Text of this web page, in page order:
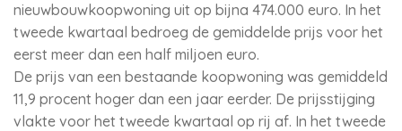
nieuwbouwkoopwoning uit op bijna 474.000 euro. In het
tweede kwartaal bedroeg de gemiddelde prijs voor het
eerst meer dan een half miljoen euro.
De prijs van een bestaande koopwoning was gemiddeld
11,9 procent hoger dan een jaar eerder. De prijsstijging
vlakte voor het tweede kwartaal op rij af. In het tweede